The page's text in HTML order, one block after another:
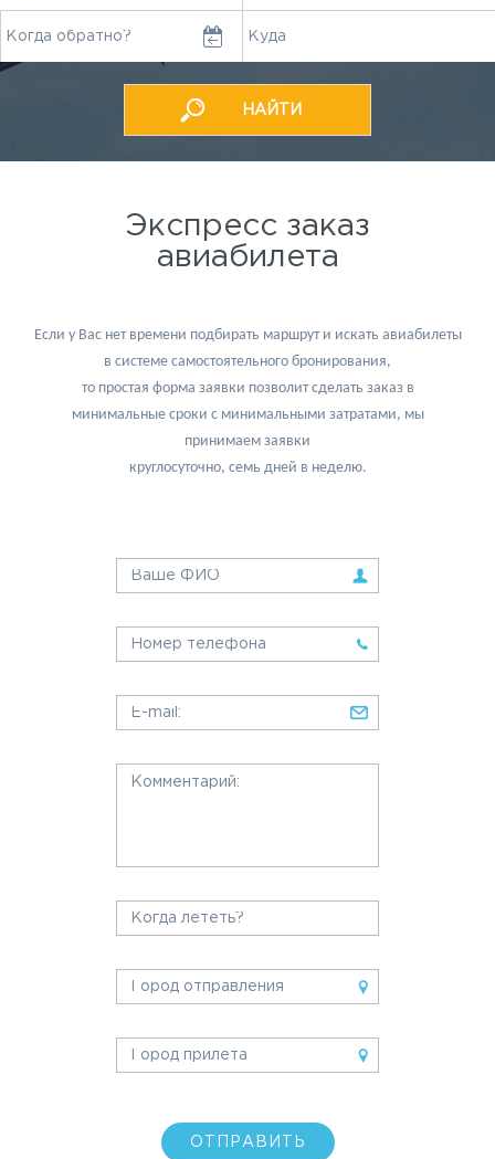
Экспресс заказ
авиабилета
Если у Вас нет времени подбирать маршрут и искать авиабилеты
в системе самостоятельного бронирования,
то простая форма заявки позволит сделать заказ в
минимальные сроки с минимальными затратами, мы
принимаем заявки
круглосуточно, семь дней в неделю.
ОТПРАВИТЬ